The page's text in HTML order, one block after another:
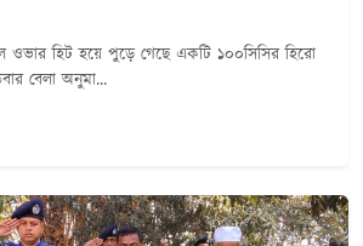
ওভার হিট হয়ে পুড়ে গেছে একটি ১০০সিসির হিরো
বেলা অনুমা...